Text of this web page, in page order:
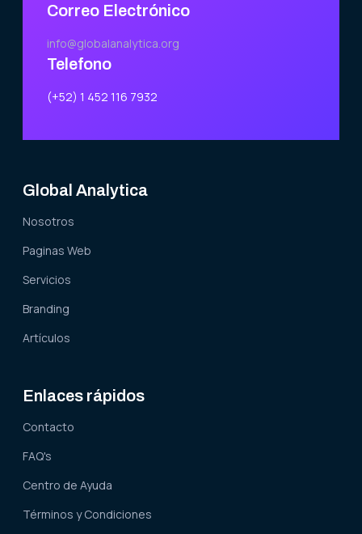
Correo Electrónico
info@globalanalytica.org
Telefono
(+52) 1 452 116 7932
Global Analytica
Nosotros
Paginas Web
Servicios
Branding
Artículos
Enlaces rápidos
Contacto
FAQ's
Centro de Ayuda
Términos y Condiciones